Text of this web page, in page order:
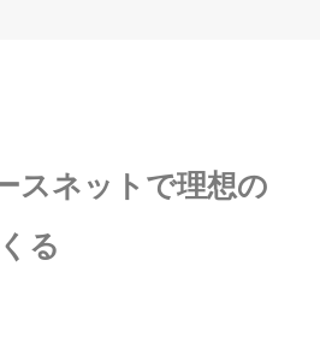
スネットで理想の
る